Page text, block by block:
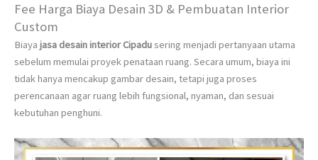
Fee Harga Biaya Desain 3D & Pembuatan Interior
Custom
Biaya jasa desain interior Cipadusering menjadi pertanyaan utama
sebelum memulai proyek penataan ruang. Secara umum, biaya ini
tidak hanya mencakup gambar desain, tetapi juga proses
perencanaan agar ruang lebih fungsional, nyaman, dan sesuai
kebutuhan penghuni.